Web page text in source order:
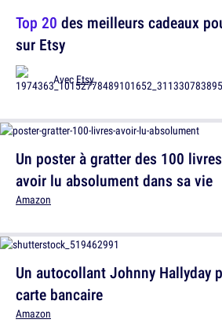
Un poster à gratter des 100
avoir lu absolument dans sa vie
Amazon
Top 20 des meilleurs cadeaux
sur Etsy
AvecEtsy
Un autocollant Johnny Hallyday
carte bancaire
Amazon